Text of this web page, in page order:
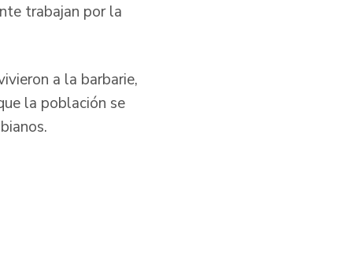
trabajan por la
a la barbarie,
la población se